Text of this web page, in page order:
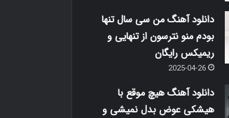
دانلود آهنگ من سی سال تنها
بودم منو نترسون از تنهایی و
ریمیکس رایگان
2025-04-26
دانلود آهنگ هیچ موقع با
هیشکی عوض بدل نمیشی و